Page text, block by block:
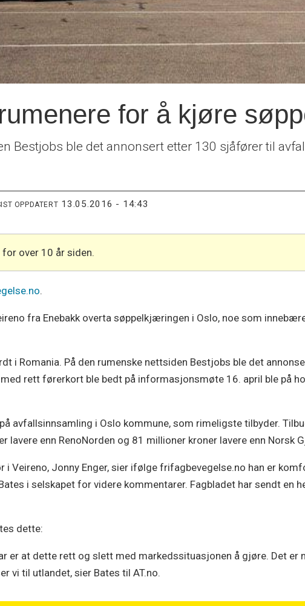
for å kjøre
Bestjobs ble det annonsert etter 130 sjåfører til
OPPDATERT 13.05.2016 - 14:43
for over 10 år siden.
.
fra Enebakk overta søppelkjæringen i Oslo, noe som
i Romania. På den rumenske nettsiden Bestjobs ble det
rett førerkort ble bedt på informasjonsmøte 16. april ble på
avfallsinnsamling i Oslo kommune, som rimeligste tilbyder.
lavere enn RenoNorden og 81 millioner kroner lavere enn Norsk
i Veireno, Jonny Enger, sier ifølge frifagbevegelse.no han er
i selskapet for videre kommentarer. Fagbladet har sendt en
dette:
er at dette rett og slett med markedssituasjonen å gjøre. Det er
vi til utlandet, sier Bates til AT.no.